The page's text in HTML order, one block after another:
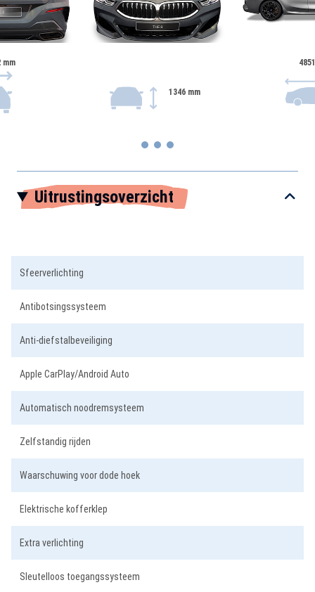
mm
1346 mm
Uitrustingsoverzicht
Sfeerverlichting
Antibotsingssysteem
Anti-diefstalbeveiliging
Apple CarPlay/Android Auto
Automatisch noodremsysteem
Zelfstandig rijden
Waarschuwing voor dode hoek
Elektrische kofferklep
Extra verlichting
Sleutelloos toegangssysteem